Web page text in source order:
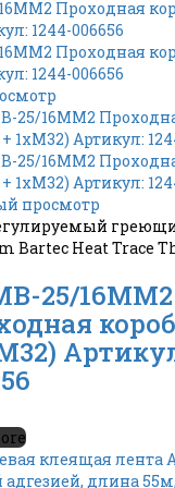
просмотр
Bartec Heat Trace
25/16MM2